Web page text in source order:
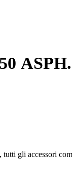
gli accessori